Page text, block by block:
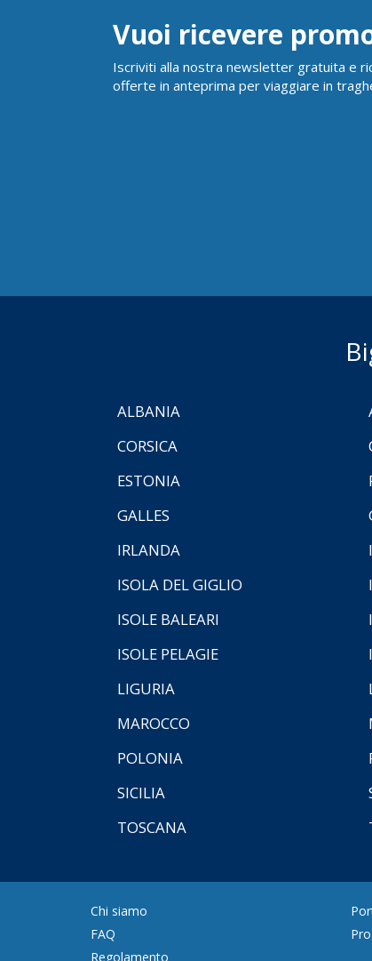
Vuoi ricevere
Iscriviti alla nostra newsletter gratuita e
offerte in anteprima per viaggiare in
ALBANIA
CORSICA
ESTONIA
GALLES
IRLANDA
ISOLA DEL GIGLIO
ISOLE BALEARI
ISOLE PELAGIE
LIGURIA
MAROCCO
POLONIA
SICILIA
TOSCANA
Chi siamo
FAQ
Regolamento